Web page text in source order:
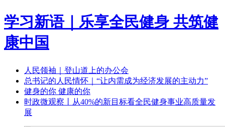
学习新语｜乐享全民健身 共筑健
康中国
人民领袖｜登山道上的办公会
总书记的人民情怀｜“让内需成为经济发展的主动力”
健身的你 健康的你
时政微观察丨从40%的新目标看全民健身事业高质量发
展